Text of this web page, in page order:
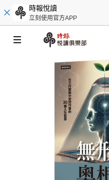
時報悅讀
立刻使用官方APP